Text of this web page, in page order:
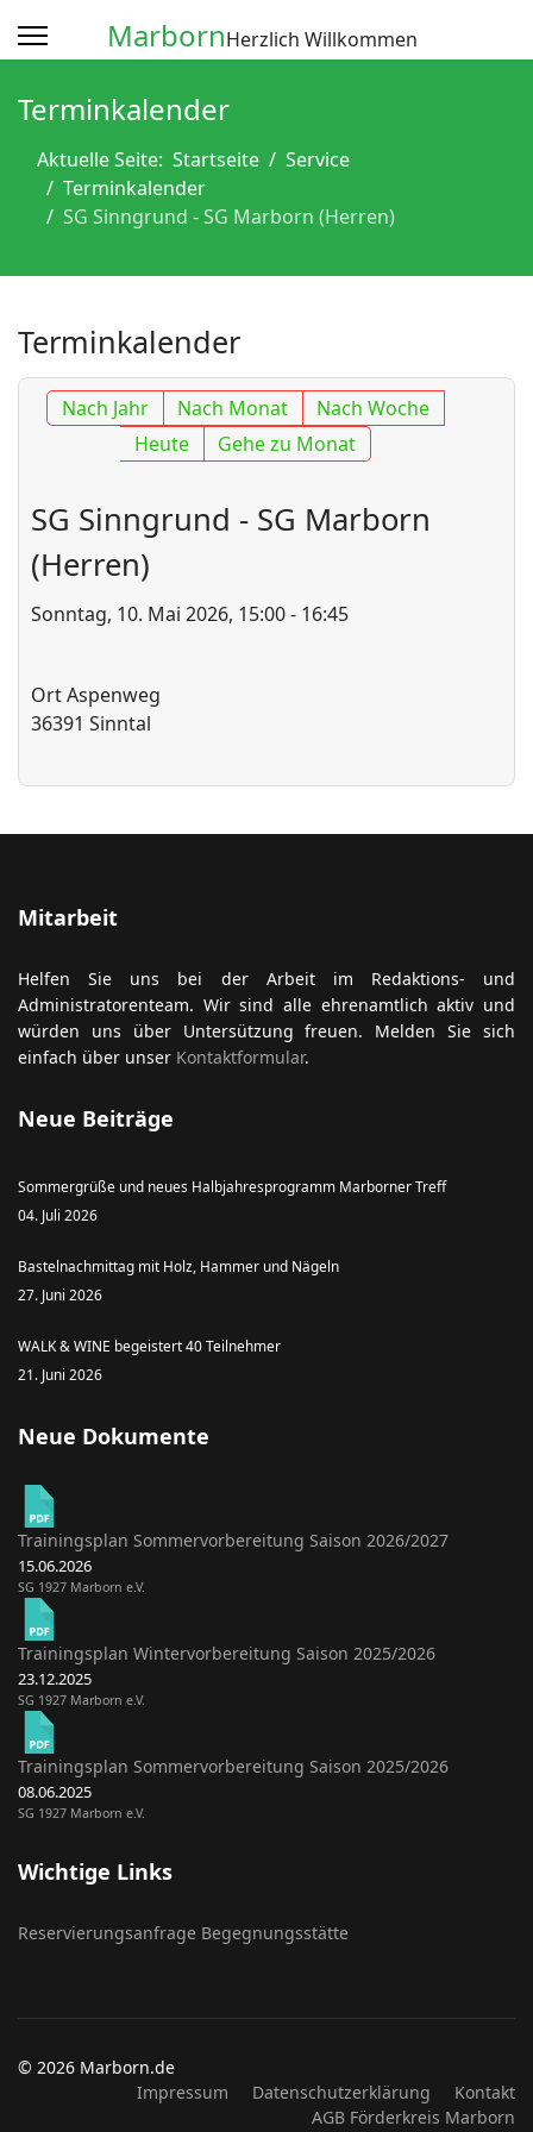
MarbornHerzlich Willkommen
Terminkalender
Aktuelle Seite: Startseite
Service
Terminkalender
SG Sinngrund - SG Marborn (Herren)
Terminkalender
Nach Jahr Nach Monat
Nach Woche
Heute
Gehe zu Monat
SG Sinngrund - SG Marborn
(Herren)
Sonntag, 10. Mai 2026, 15:00 - 16:45
OrtAspenweg
36391 Sinntal
Mitarbeit
Helfen Sie uns bei der Arbeit im Redaktions- und
Administratorenteam. Wir sind alle ehrenamtlich aktiv und
würden uns über Untersützung freuen. Melden Sie sich
einfach über unser Kontaktformular.
Neue Beiträge
Sommergrüße und neues Halbjahresprogramm Marborner Treff
04. Juli 2026
Bastelnachmittag mit Holz, Hammer und Nägeln
27. Juni 2026
WALK & WINE begeistert 40 Teilnehmer
21. Juni 2026
Neue Dokumente
Trainingsplan Sommervorbereitung Saison 2026/2027
15.06.2026
SG 1927 Marborn e.V.
Trainingsplan Wintervorbereitung Saison 2025/2026
23.12.2025
SG 1927 Marborn e.V.
Trainingsplan Sommervorbereitung Saison 2025/2026
08.06.2025
SG 1927 Marborn e.V.
Wichtige Links
Reservierungsanfrage Begegnungsstätte
© 2026 Marborn.de
Impressum
Datenschutzerklärung
Kontakt
AGB Förderkreis Marborn